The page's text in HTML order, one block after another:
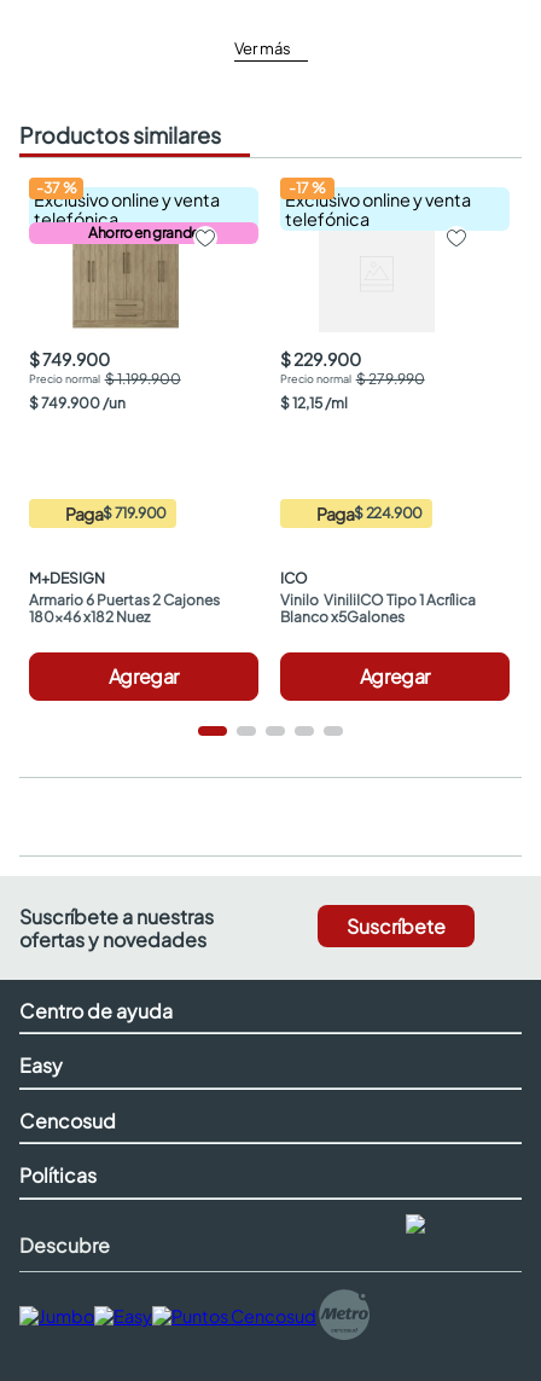
Ver más
Productos similares
Exclusivo online y venta
telefónica
Ahorro en grande
-37%
$ 749.900
$ 1.199.900
$749.900 /un
Paga$ 719.900
M+DESIGN
Armario 6 Puertas 2 Cajones
180x46 x182 Nuez
Agregar
Exclusivo online y venta
telefónica
-17%
$ 229.900
$ 279.990
$12,15 /ml
Paga$ 224.900
ICO
Vinilo  ViniliICO Tipo 1 Acrílica
Blanco x5Galones
Agregar
Suscríbete a nuestras
ofertas y novedades
Suscríbete
Centro de ayuda
Easy
Cencosud
Políticas
Descubre